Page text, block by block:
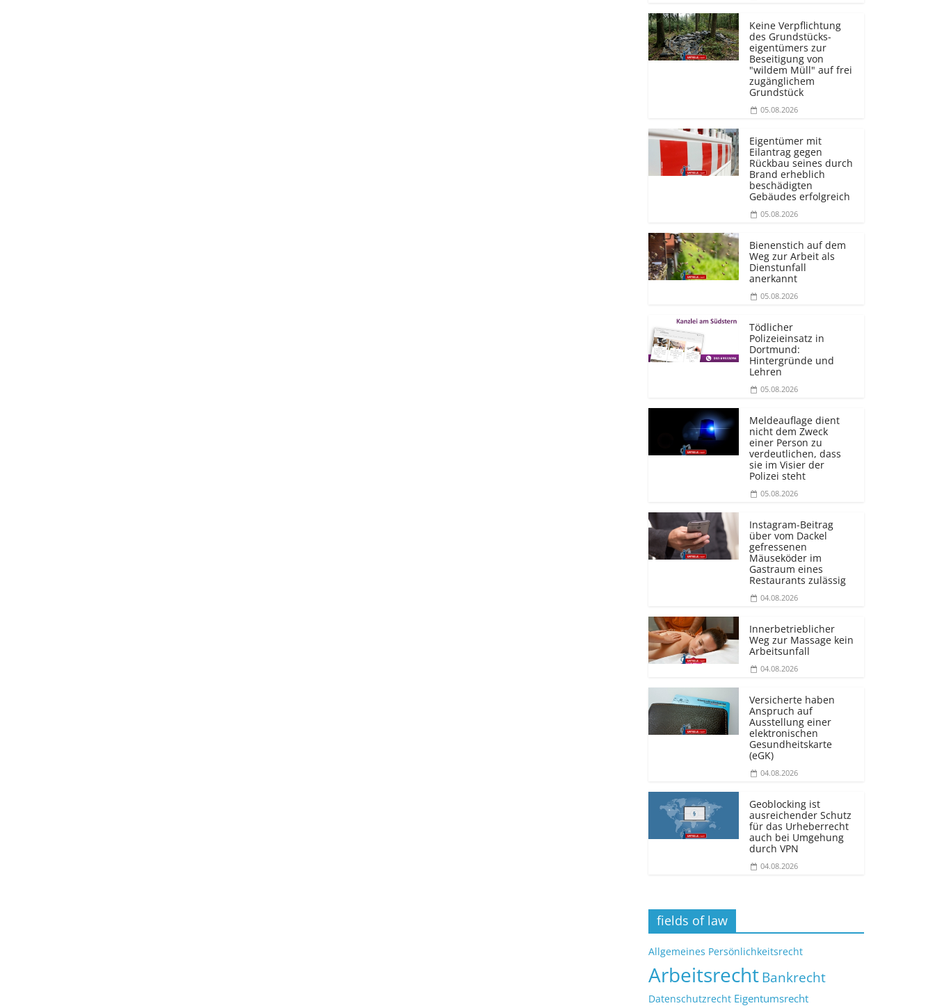
Keine Verpflichtung
des Grundstücks­
eigentümers zur
Beseitigung von
"wildem Müll" auf frei
zugänglichem
Grundstück
05.08.2026
Eigentümer mit
Eilantrag gegen
Rückbau seines durch
Brand erheblich
beschädigten
Gebäudes erfolgreich
05.08.2026
Bienenstich auf dem
Weg zur Arbeit als
Dienstunfall
anerkannt
05.08.2026
Tödlicher
Polizeieinsatz in
Dortmund:
Hintergründe und
Lehren
05.08.2026
Meldeauflage dient
nicht dem Zweck
einer Person zu
verdeutlichen, dass
sie im Visier der
Polizei steht
05.08.2026
Instagram-Beitrag
über vom Dackel
gefressenen
Mäuseköder im
Gastraum eines
Restaurants zulässig
04.08.2026
Innerbetrieblicher
Weg zur Massage kein
Arbeitsunfall
04.08.2026
Versicherte haben
Anspruch auf
Ausstellung einer
elektronischen
Gesundheitskarte
(eGK)
04.08.2026
Geoblocking ist
ausreichender Schutz
für das Urheberrecht
auch bei Umgehung
durch VPN
04.08.2026
fields of law
Allgemeines Persönlichkeitsrecht
ArbeitsrechtBankrecht
Datenschutzrecht Eigentumsrecht